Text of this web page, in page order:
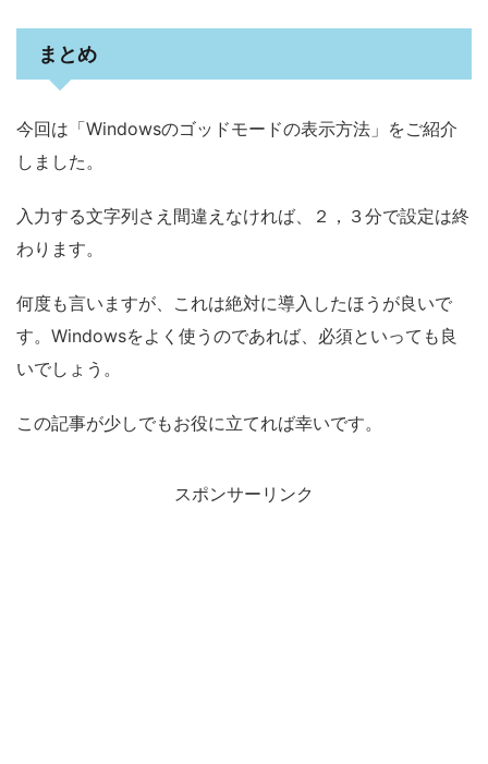
まとめ
今回は「Windowsのゴッドモードの表示方法」をご紹介
しました。
入力する文字列さえ間違えなければ、２，３分で設定は終
わります。
何度も言いますが、これは絶対に導入したほうが良いで
す。Windowsをよく使うのであれば、必須といっても良
いでしょう。
この記事が少しでもお役に立てれば幸いです。
スポンサーリンク